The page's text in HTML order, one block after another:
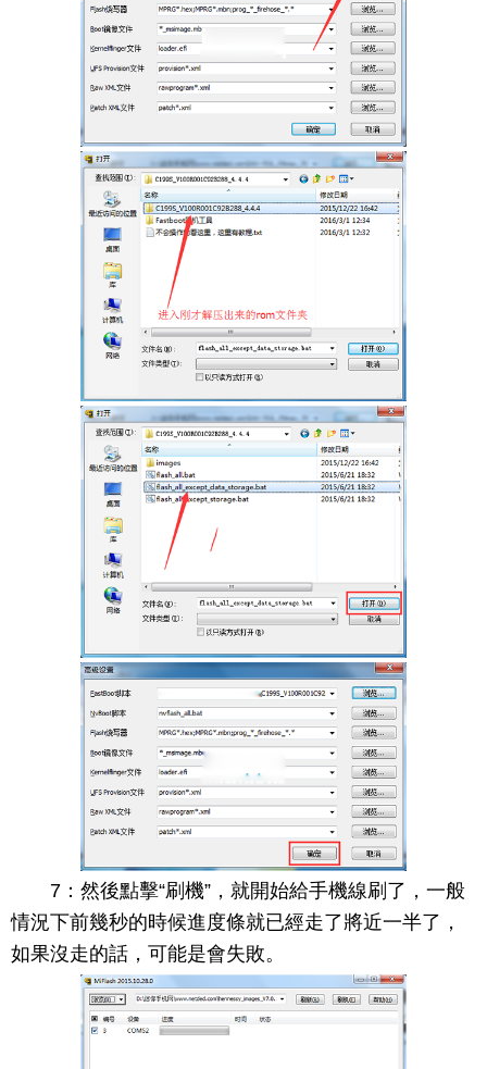
7：然後點擊“刷機”，就開始給手機線刷了，一般
情況下前幾秒的時候進度條就已經走了將近一半了，
如果沒走的話，可能是會失敗。